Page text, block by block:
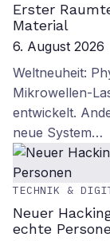
Erster
Material
6. August 2026
Weltneuheit:
Mikrowellen-
entwickelt.
neue System…
TECHNIK &
Neuer
echte